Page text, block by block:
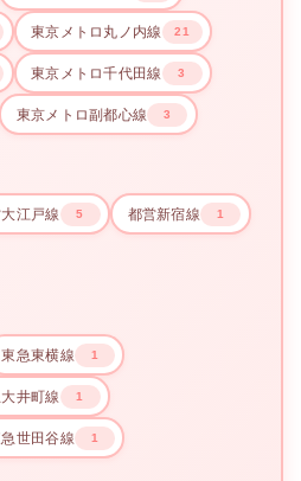
東京メトロ丸ノ内線 21
東京メトロ千代田線 3
東京メトロ副都心線 3
江戸線 5 都営新宿線 1
東急東横線 1
井町線 1
世田谷線 1